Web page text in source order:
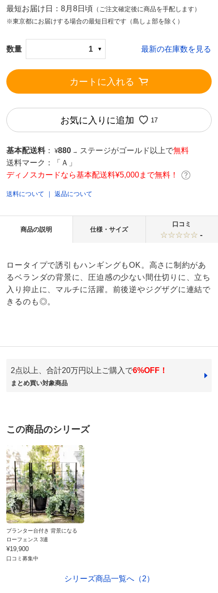
最短お届け日：8月8日頃 （ご注文確定後に商品を手配します）
※東京都にお届けする場合の最短日程です（島しょ部を除く）
数量 1 最新の在庫数を見る
カートに入れる
お気に入りに追加 17
基本配送料 ： ¥880 → ステージがゴールド以上で無料
送料マーク：
「Ａ」
ディノスカードなら基本配送料¥5,000まで無料！
送料について ｜返品について
商品の説明 仕様・サイズ
口コミ
-
ロータイプで誘引もハンギングもOK。高さに制約があ
るベランダの背景に、圧迫感の少ない間仕切りに、立ち
入り抑止に、マルチに活躍。前後逆やジグザグに連結で
きるのも◎。
商品番号 900-ECC5-13
¥14,900 税込 ¥13,546 税抜
送料・送料種
別
基本配送料：¥
※お届け先が同じであれば複数個ご購入いただいても¥880です。
組み立て 取付け時間の目安：
※組み立て途中や一度組み立てした商品の返品はご遠慮
いただいております。
※家具レンタル「flect」をご利用の場合、返却は中途解
約として承ります。
2点以上、合計20万円以上ご購入で6%OFF！
まとめ買い対象商品
この商品のシリーズ
プランター台付き 背景になる
ローフェンス 3連
¥19,900
口コミ募集中
シリーズ商品一覧へ（2）